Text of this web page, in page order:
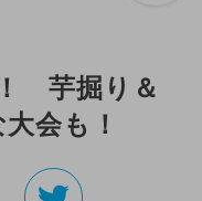
芋掘り＆
会も！